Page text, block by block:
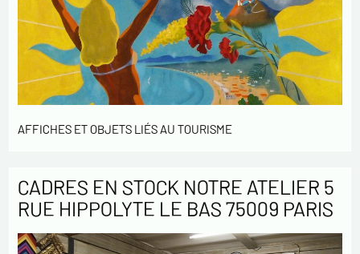
AFFICHES ET OBJETS LIÉS AU TOURISME
CADRES EN STOCK NOTRE ATELIER 5
RUE HIPPOLYTE LE BAS 75009 PARIS